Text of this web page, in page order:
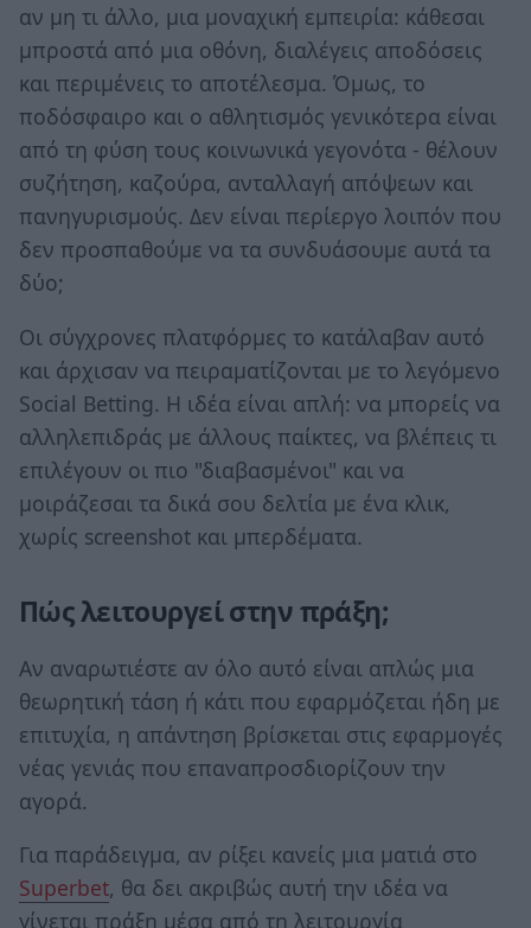
αν μη τι άλλο, μια μοναχική εμπειρία: κάθεσαι
μπροστά από μια οθόνη, διαλέγεις αποδόσεις
και περιμένεις το αποτέλεσμα. Όμως, το
ποδόσφαιρο και ο αθλητισμός γενικότερα είναι
από τη φύση τους κοινωνικά γεγονότα - θέλουν
συζήτηση, καζούρα, ανταλλαγή απόψεων και
πανηγυρισμούς. Δεν είναι περίεργο λοιπόν που
δεν προσπαθούμε να τα συνδυάσουμε αυτά τα
δύο;
Οι σύγχρονες πλατφόρμες το κατάλαβαν αυτό
και άρχισαν να πειραματίζονται με το λεγόμενο
Social Betting. Η ιδέα είναι απλή: να μπορείς να
αλληλεπιδράς με άλλους παίκτες, να βλέπεις τι
επιλέγουν οι πιο "διαβασμένοι" και να
μοιράζεσαι τα δικά σου δελτία με ένα κλικ,
χωρίς screenshot και μπερδέματα.
Πώς λειτουργεί στην πράξη;
Αν αναρωτιέστε αν όλο αυτό είναι απλώς μια
θεωρητική τάση ή κάτι που εφαρμόζεται ήδη με
επιτυχία, η απάντηση βρίσκεται στις εφαρμογές
νέας γενιάς που επαναπροσδιορίζουν την
αγορά.
Για παράδειγμα, αν ρίξει κανείς μια ματιά στο
Superbet, θα δει ακριβώς αυτή την ιδέα να
γίνεται πράξη μέσα από τη λειτουργία